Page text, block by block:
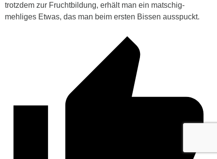
trotzdem zur Fruchtbildung, erhält man ein matschig-
mehliges Etwas, das man beim ersten Bissen ausspuckt.